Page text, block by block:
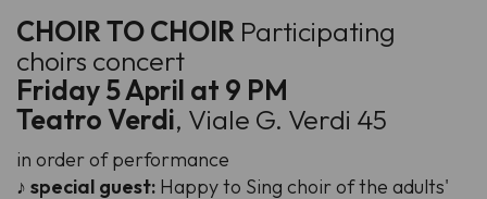
CHOIR TO CHOIR Participating
choirs concert
Friday 5 April at 9 PM
Teatro Verdi, Viale G. Verdi 45
in order of performance
♪ special guest: Happy to Sing choir of the adults'